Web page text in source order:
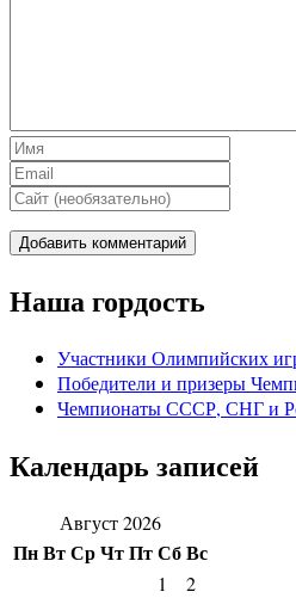
Наша гордость
Участники Олимпийских
Победители и призеры
Чемпионаты СССР, СНГ и
Календарь записей
Август 2026
ПнВтСрЧтПтСбВс
1
2